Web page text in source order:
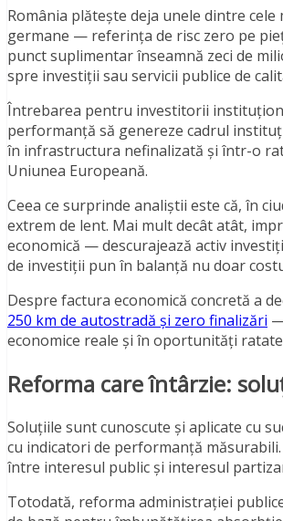
România plătește deja unele dintre
germane — referința de risc zero pe
punct suplimentar înseamnă zeci de
spre investiții sau servicii publice de
Întrebarea pentru investitorii
performanță să genereze cadrul
în infrastructura nefinalizată și într-o
Uniunea Europeană.
Ceea ce surprinde analiștii este că, în
extrem de lent. Mai mult decât atât,
economică — descurajează activ
de investiții pun în balanță nu doar
Despre factura economică concretă a
250 km de autostradă și zero finalizări
economice reale și în oportunități
Reforma care întârzie:
Soluțiile sunt cunoscute și aplicate cu
cu indicatori de performanță
între interesul public și interesul
Totodată, reforma administrației